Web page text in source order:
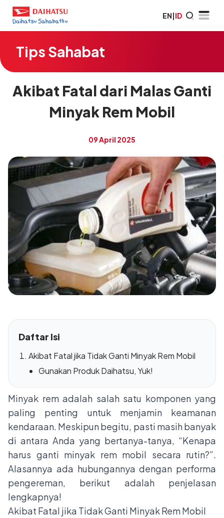
EN|ID
Tips Sahabat
Akibat Fatal dari Malas Ganti
Minyak Rem Mobil
09 April 2025
Daftar Isi
Akibat Fatal jika Tidak Ganti Minyak Rem Mobil
Gunakan Produk Daihatsu, Yuk!
Minyak rem adalah salah satu komponen yang
paling penting untuk menjamin keamanan
kendaraan. Meskipun begitu, pasti masih banyak
di antara Anda yang bertanya-tanya, “Kenapa
harus ganti minyak rem mobil secara rutin?”.
Alasannya ada hubungannya dengan performa
pengereman, berikut adalah penjelasan
lengkapnya!
Akibat Fatal jika Tidak Ganti Minyak Rem Mobil